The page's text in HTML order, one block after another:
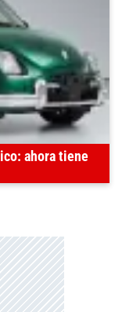
ahora tiene